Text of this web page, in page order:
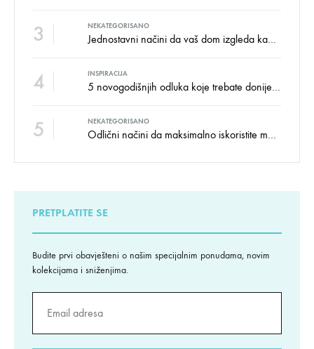
3 NEKATEGORISANO
Jednostavni načini da vaš dom izgleda kao salon namještaja
4 INSPIRACIJA
5 novogodišnjih odluka koje trebate donijeti u vezi izgleda doma
5 NEKATEGORISANO
Odlični načini da maksimalno iskoristite male prostore
PRETPLATITE SE
Budite prvi obavješteni o našim specijalnim ponudama, novim
kolekcijama i sniženjima.